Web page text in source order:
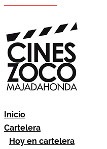
Inicio
Cartelera
Hoy en cartelera